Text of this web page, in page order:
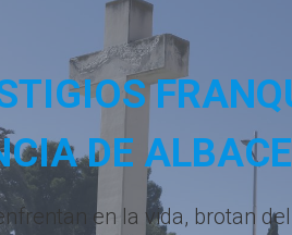
DE
en la vida, brotan